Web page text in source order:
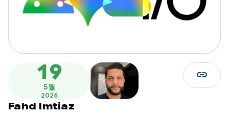
19
5월
2026
Fahd Imtiaz
link